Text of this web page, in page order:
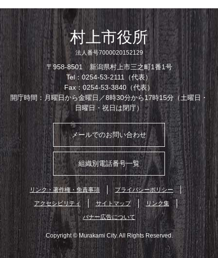
村上市役所
法人番号7000020152129
〒958-8501 新潟県村上市三之町1番1号
Tel：0254-53-2111（代表）
Fax：0254-53-3840（代表）
開庁時間：月曜日から金曜日／8時30分から17時15分（土曜日・
日曜日・祝日は閉庁）
メールでのお問い合わせ
組織別電話番号一覧
リンク・著作権・免責事項
プライバシーポリシー
アクセシビリティ
サイトマップ
リンク集
バナー広告について
Copyright © Murakami City. All Rights Reserved.